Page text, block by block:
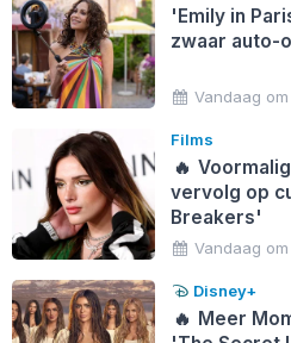
'Emily in
zwaar auto-
Vandaag om
Films
🔥
vervolg op
Breakers'
Vandaag om
Disney+
🔥 Meer